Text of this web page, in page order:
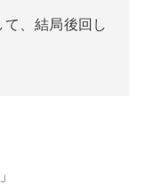
、結局後回し